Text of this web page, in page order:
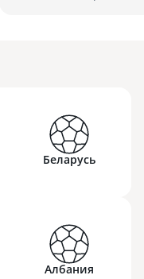
Беларусь
Албания